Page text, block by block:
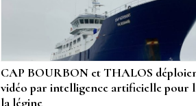
CAP BOURBON et THALOS
vidéo par intelligence artificielle pour
la légine